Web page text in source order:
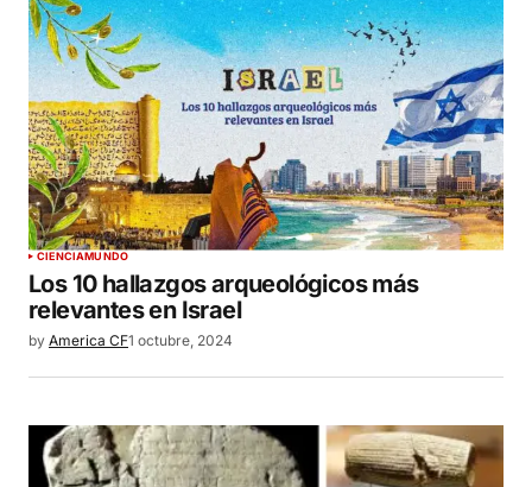
CIENCIAMUNDO
Los 10 hallazgos arqueológicos más
relevantes en Israel
by America CF1 octubre, 2024